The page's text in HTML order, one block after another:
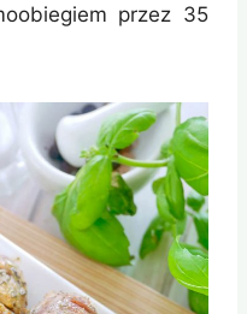
przez 35